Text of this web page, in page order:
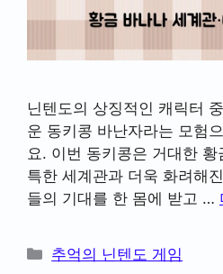
닌텐도의 상징적인 캐릭터
운 동키콩 바난자라는 모험
요. 이번 동키콩은 거대한
특한 세계관과 더욱 화려해
들의 기대를 한 몸에 받고 …
카
추억의 닌텐도 게임